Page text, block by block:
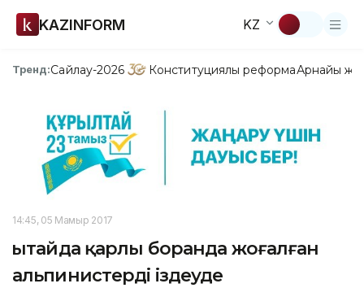
KAZINFORM KZ
Тренд:Сайлау-2026 Конституциялық реформаАрнайы
14:45, 05 Мамыр 2017
Қытайда қарлы боранда жоғалған
альпинистерді іздеуде